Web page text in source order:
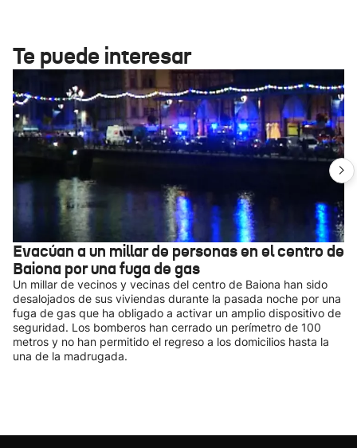
Te puede interesar
Evacúan a un millar de personas en el centro de
Baiona por una fuga de gas
Un millar de vecinos y vecinas del centro de Baiona han sido
desalojados de sus viviendas durante la pasada noche por una
fuga de gas que ha obligado a activar un amplio dispositivo de
seguridad. Los bomberos han cerrado un perímetro de 100
metros y no han permitido el regreso a los domicilios hasta la
una de la madrugada.